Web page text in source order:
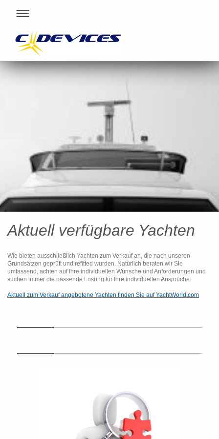
Aktuell verfügbare Yachten
Wie bieten ausschließlich Yachten zum Verkauf an, die nach unseren
Grundsätzen geprüft und refitted wurden. Natürlich beraten wir Sie
umfassend, achten auf Ihre individuellen Wünsche und Anforderungen und
suchen immer die passende Lösung für Ihre individuellen Ansprüche.
Aktuell zum Verkauf angebotene Yachten finden Sie auf YachtWorld.com